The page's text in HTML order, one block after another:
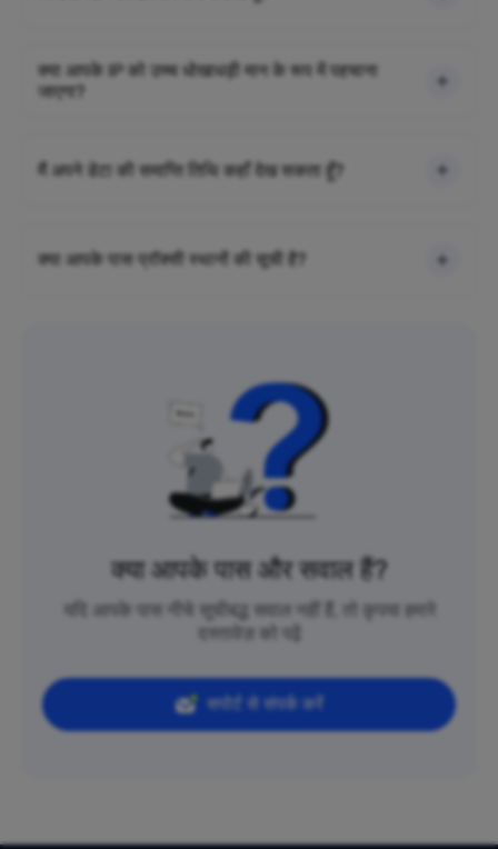
क्या आपके IP को उच्च धोखाधड़ी मान के रूप में पहचाना
जाएगा?
मैं अपने डेटा की समाप्ति तिथि कहाँ देख सकता हूँ?
क्या आपके पास प्रॉक्सी स्थानों की सूची है?
क्या आपके पास और सवाल हैं?
यदि आपके पास नीचे सूचीबद्ध सवाल नहीं हैं, तो कृपया हमारे
दस्तावेज़ को पढ़ें
सपोर्ट से संपर्क करें